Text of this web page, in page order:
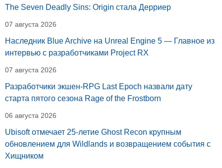
The Seven Deadly Sins: Origin стала Дерриер
07 августа 2026
Наследник Blue Archive на Unreal Engine 5 — Главное из
интервью с разработчиками Project RX
07 августа 2026
Разработчики экшен-RPG Last Epoch назвали дату
старта пятого сезона Rage of the Frostborn
06 августа 2026
Ubisoft отмечает 25-летие Ghost Recon крупным
обновлением для Wildlands и возвращением события с
Хищником